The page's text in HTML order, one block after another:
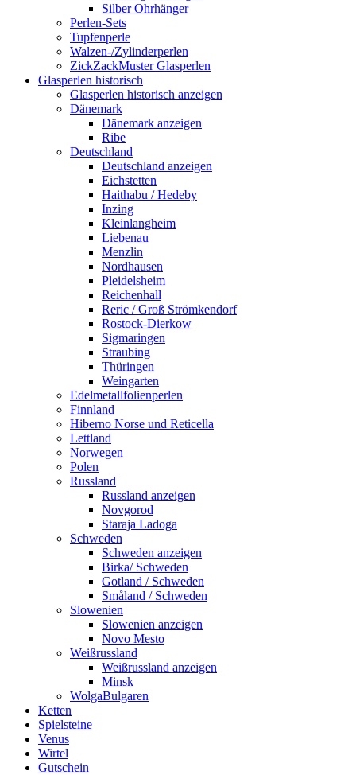
Silber Ohrhänger
Perlen-Sets
Tupfenperle
Walzen-/Zylinderperlen
ZickZackMuster Glasperlen
Glasperlen historisch
Glasperlen historisch anzeigen
Dänemark
Dänemark anzeigen
Ribe
Deutschland
Deutschland anzeigen
Eichstetten
Haithabu / Hedeby
Inzing
Kleinlangheim
Liebenau
Menzlin
Nordhausen
Pleidelsheim
Reichenhall
Reric / Groß Strömkendorf
Rostock-Dierkow
Sigmaringen
Straubing
Thüringen
Weingarten
Edelmetallfolienperlen
Finnland
Hiberno Norse und Reticella
Lettland
Norwegen
Polen
Russland
Russland anzeigen
Novgorod
Staraja Ladoga
Schweden
Schweden anzeigen
Birka/ Schweden
Gotland / Schweden
Småland / Schweden
Slowenien
Slowenien anzeigen
Novo Mesto
Weißrussland
Weißrussland anzeigen
Minsk
WolgaBulgaren
Ketten
Spielsteine
Venus
Wirtel
Gutschein